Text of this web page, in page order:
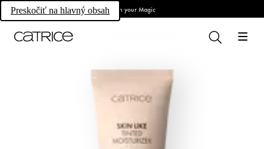
Preskočiť na hlavný obsahOwn your Magic